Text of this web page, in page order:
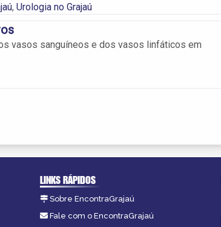
, Urologia no Grajaú
vasos sanguíneos e dos vasos linfáticos em
LINKS RÁPIDOS
Sobre EncontraGrajaú
Fale com o EncontraGrajaú